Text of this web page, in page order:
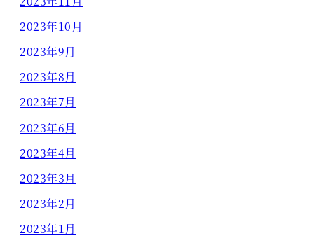
2023年10月
2023年9月
2023年8月
2023年7月
2023年6月
2023年4月
2023年3月
2023年2月
2023年1月